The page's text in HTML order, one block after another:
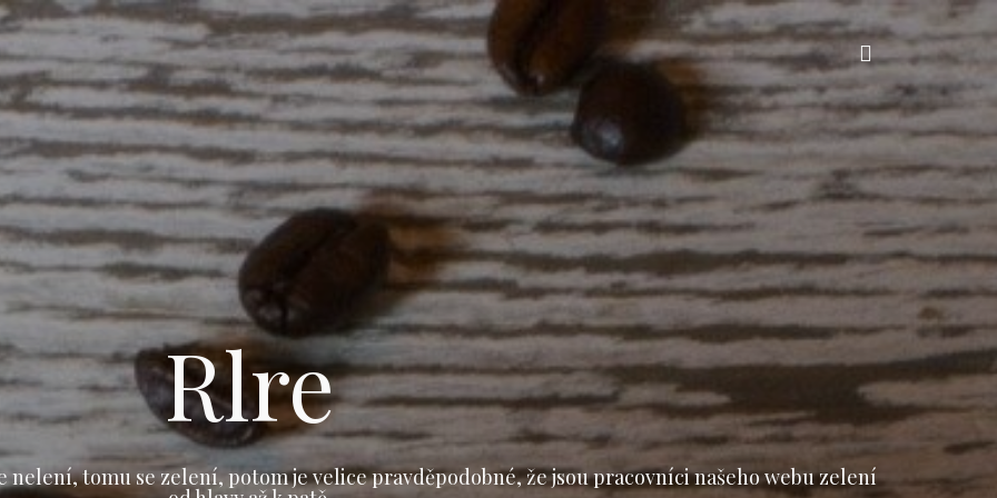
Vyhledávání
Rlre
nelení, tomu se zelení, potom je velice pravděpodobné, že jsou pracovníci našeho webu zelení